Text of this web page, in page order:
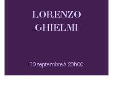
LORENZO
GHIELMI
30 septembre à 20h00